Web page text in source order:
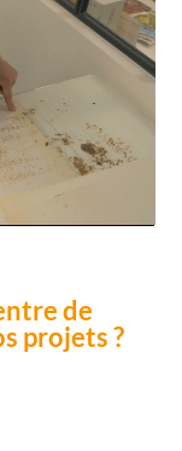
de
projets ?